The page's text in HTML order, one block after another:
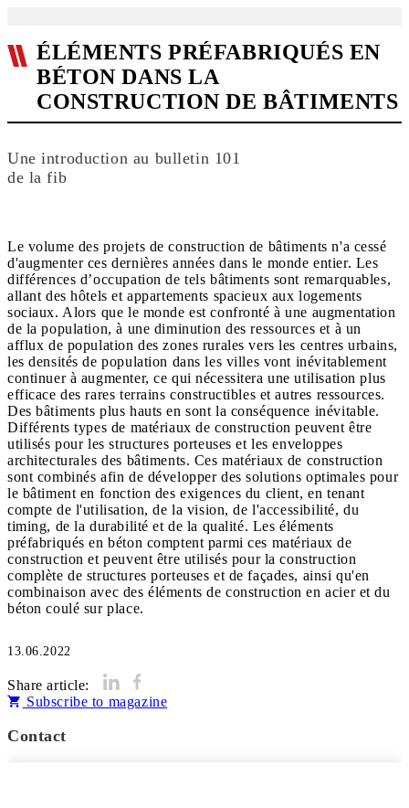
ÉLÉMENTS PRÉFABRIQUÉS EN
BÉTON DANS LA
CONSTRUCTION DE BÂTIMENTS
Une introduction au bulletin 101
de la fib
Le volume des projets de construction de bâtiments n'a cessé
d'augmenter ces dernières années dans le monde entier. Les
différences d’occupation de tels bâtiments sont remarquables,
allant des hôtels et appartements spacieux aux logements
sociaux. Alors que le monde est confronté à une augmentation
de la population, à une diminution des ressources et à un
afflux de population des zones rurales vers les centres urbains,
les densités de population dans les villes vont inévitablement
continuer à augmenter, ce qui nécessitera une utilisation plus
efficace des rares terrains constructibles et autres ressources.
Des bâtiments plus hauts en sont la conséquence inévitable.
Différents types de matériaux de construction peuvent être
utilisés pour les structures porteuses et les enveloppes
architecturales des bâtiments. Ces matériaux de construction
sont combinés afin de développer des solutions optimales pour
le bâtiment en fonction des exigences du client, en tenant
compte de l'utilisation, de la vision, de l'accessibilité, du
timing, de la durabilité et de la qualité. Les éléments
préfabriqués en béton comptent parmi ces matériaux de
construction et peuvent être utilisés pour la construction
complète de structures porteuses et de façades, ainsi qu'en
combinaison avec des éléments de construction en acier et du
béton coulé sur place.
13.06.2022
Share article:
Subscribe to magazine
Contact